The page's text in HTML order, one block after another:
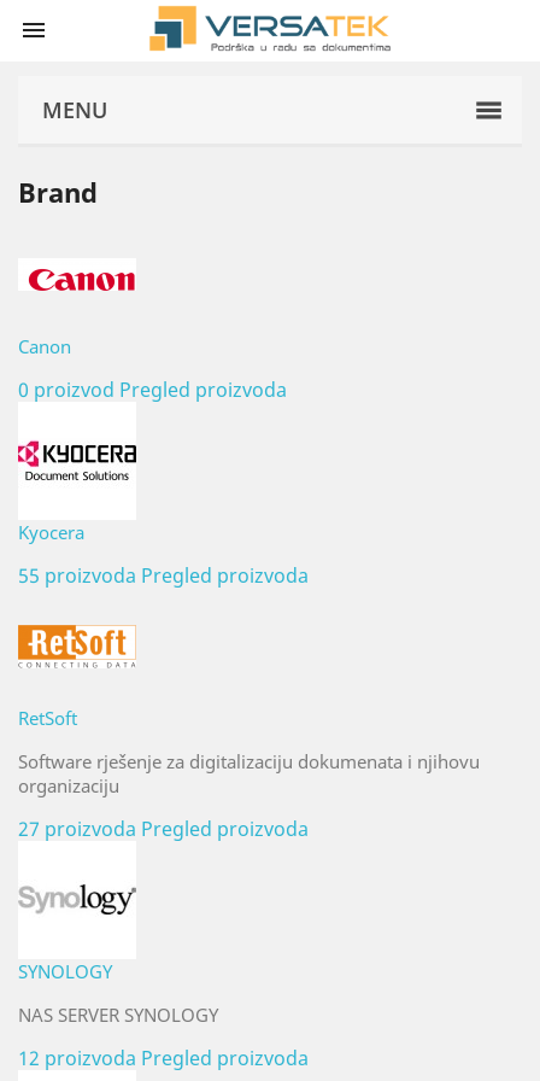

MENU
Brand
Canon
0 proizvod Pregled proizvoda
Kyocera
55 proizvoda Pregled proizvoda
RetSoft
Software rješenje za digitalizaciju dokumenata i njihovu
organizaciju
27 proizvoda Pregled proizvoda
SYNOLOGY
NAS SERVER SYNOLOGY
12 proizvoda Pregled proizvoda